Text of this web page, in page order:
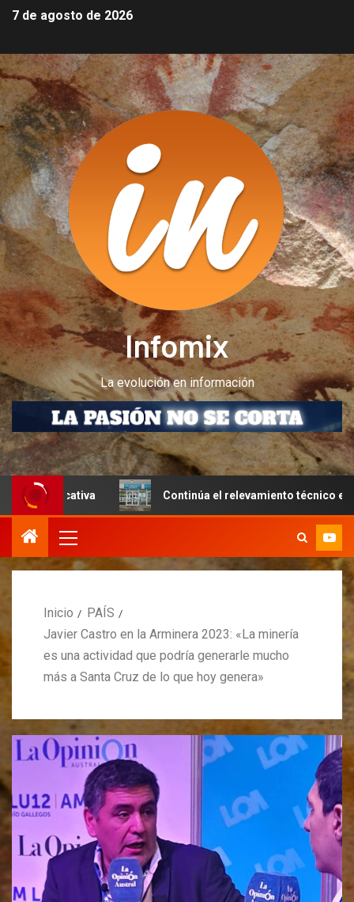
7 de agosto de 2026
Infomix
La evolución en información
Continúa el relevamiento técnico en Perito
Inicio
PAÍS
Javier Castro en la Arminera 2023: «La minería
es una actividad que podría generarle mucho
más a Santa Cruz de lo que hoy genera»